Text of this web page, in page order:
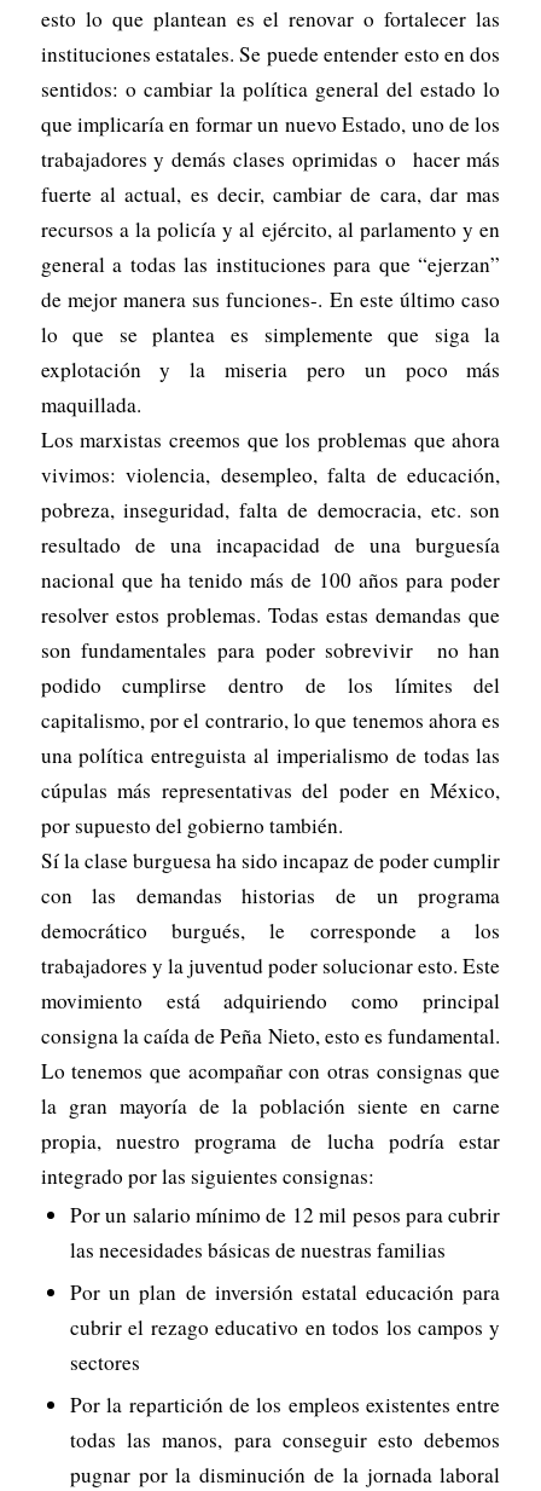
esto lo que plantean es el renovar o fortalecer las
instituciones estatales. Se puede entender esto en dos
sentidos: o cambiar la política general del estado lo
que implicaría en formar un nuevo Estado, uno de los
trabajadores y demás clases oprimidas o hacer más
fuerte al actual, es decir, cambiar de cara, dar mas
recursos a la policía y al ejército, al parlamento y en
general a todas las instituciones para que “ejerzan”
de mejor manera sus funciones-. En este último caso
lo que se plantea es simplemente que siga la
explotación y la miseria pero un poco más
maquillada.
Los marxistas creemos que los problemas que ahora
vivimos: violencia, desempleo, falta de educación,
pobreza, inseguridad, falta de democracia, etc. son
resultado de una incapacidad de una burguesía
nacional que ha tenido más de 100 años para poder
resolver estos problemas. Todas estas demandas que
son fundamentales para poder sobrevivir no han
podido cumplirse dentro de los límites del
capitalismo, por el contrario, lo que tenemos ahora es
una política entreguista al imperialismo de todas las
cúpulas más representativas del poder en México,
por supuesto del gobierno también.
Sí la clase burguesa ha sido incapaz de poder cumplir
con las demandas historias de un programa
democrático burgués, le corresponde a los
trabajadores y la juventud poder solucionar esto. Este
movimiento está adquiriendo como principal
consigna la caída de Peña Nieto, esto es fundamental.
Lo tenemos que acompañar con otras consignas que
la gran mayoría de la población siente en carne
propia, nuestro programa de lucha podría estar
integrado por las siguientes consignas:
Por un salario mínimo de 12 mil pesos para cubrir
las necesidades básicas de nuestras familias
Por un plan de inversión estatal educación para
cubrir el rezago educativo en todos los campos y
sectores
Por la repartición de los empleos existentes entre
todas las manos, para conseguir esto debemos
pugnar por la disminución de la jornada laboral